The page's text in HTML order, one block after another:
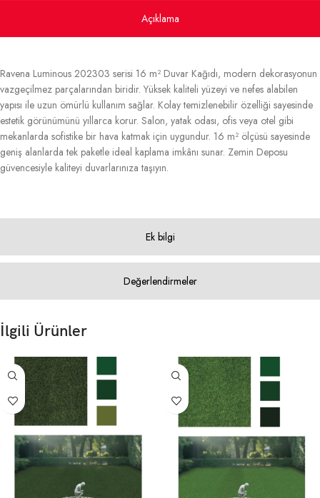
Açıklama
Ek bilgi
Değerlendirmeler
Ravena Luminous 202303 serisi 16 m² Duvar Kağıdı, modern dekorasyonun
vazgeçilmez parçalarından biridir. Yüksek kaliteli yüzeyi ve nefes alabilen
yapısı ile uzun ömürlü kullanım sağlar. Kolay temizlenebilir özelliği sayesinde
estetik görünümünü yıllarca korur. Salon, yatak odası, ofis veya otel gibi
mekanlarda sofistike bir hava katmak için uygundur. 16 m² ölçüsü sayesinde
geniş alanlarda tek paketle ideal kaplama imkânı sunar. Zemin Deposu
güvencesiyle kaliteyi duvarlarınıza taşıyın.
İlgili Ürünler